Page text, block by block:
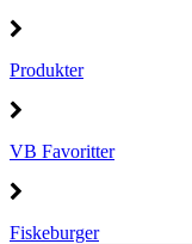
Produkter
VB Favoritter
Fiskeburger